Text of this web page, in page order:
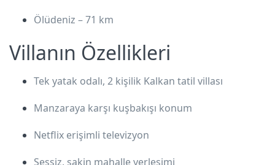
Ölüdeniz – 71 km
Villanın Özellikleri
Tek yatak odalı, 2 kişilik Kalkan tatil villası
Manzaraya karşı kuşbakışı konum
Netflix erişimli televizyon
Sessiz, sakin mahalle yerleşimi